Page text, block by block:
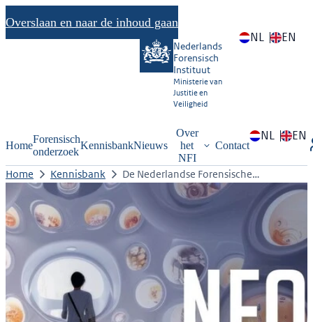
Overslaan en naar de inhoud gaan
NL EN
Nederlands
Forensisch
Instituut
Ministerie van
Justitie en
Veiligheid
Home
Forensisch
onderzoek
KennisbankNieuws
Over
het
NFI
Contact
NL EN
Home Kennisbank De Nederlandse Forensische…